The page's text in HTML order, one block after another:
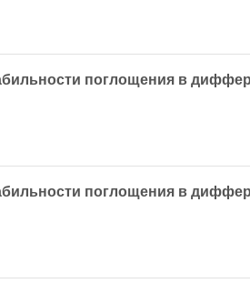
поглощения в
поглощения в